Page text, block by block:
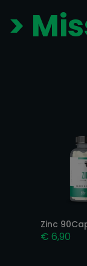
>
Zinc
€ 6,90